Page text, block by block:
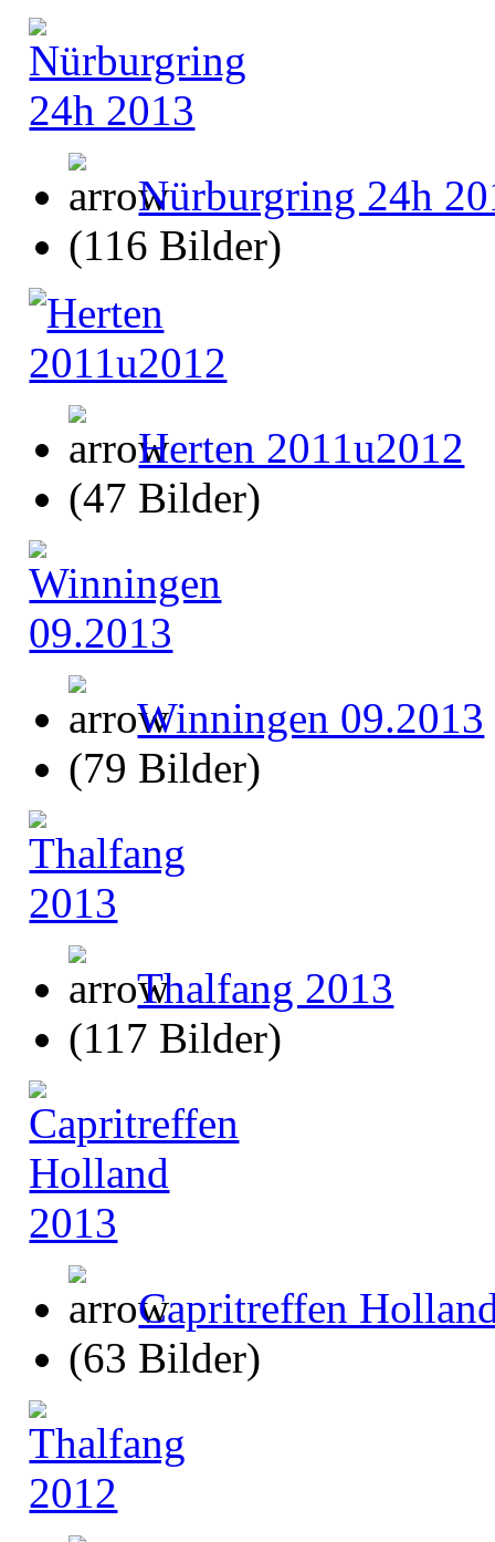
Nürburgring 24h
(116 Bilder)
Herten 2011u2012
(47 Bilder)
Winningen 09.2013
(79 Bilder)
Thalfang 2013
(117 Bilder)
Capritreffen
(63 Bilder)